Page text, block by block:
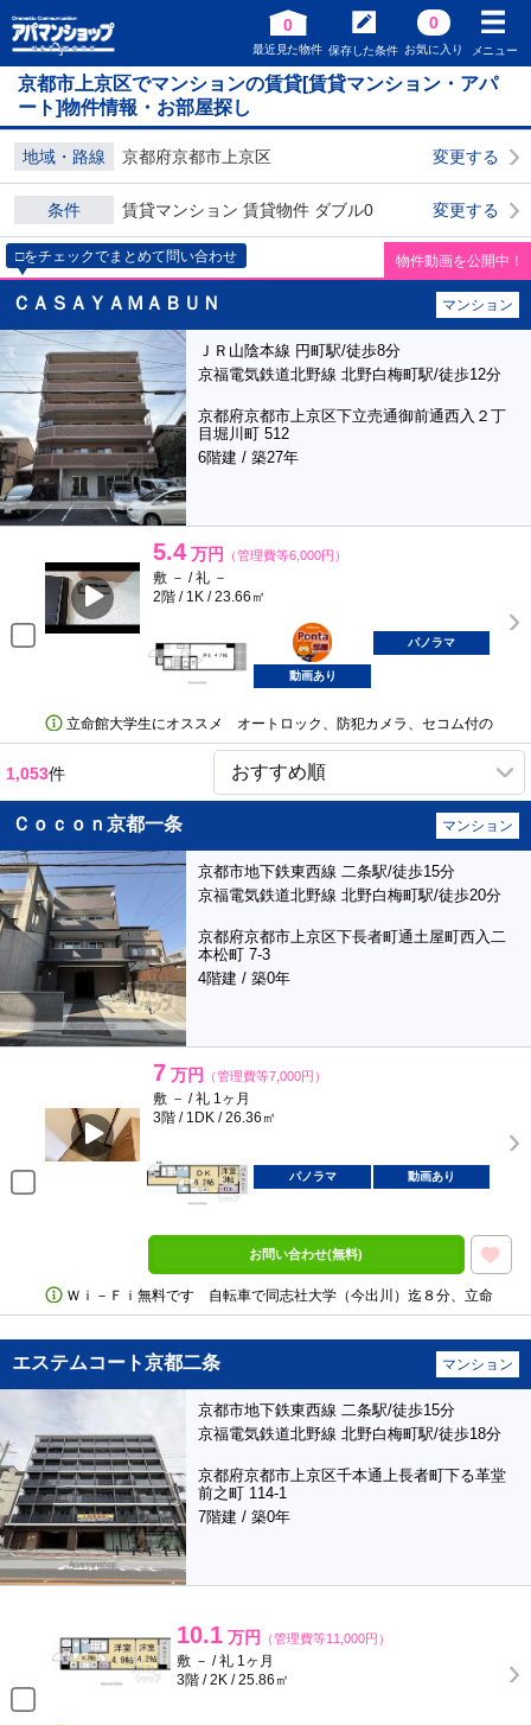
0
最近見た物件 保存した条件
0
お気に入り メニュー
京都市上京区でマンションの賃貸[賃貸マンション・アパ
ート]物件情報・お部屋探し
地域・路線 京都府京都市上京区 変更する
条件 賃貸マンション 賃貸物件 ダブル0 変更する
□をチェックでまとめて問い合わせ 物件動画を公開中！
ＣＡＳＡＹＡＭＡＢＵＮ マンション
ＪＲ山陰本線 円町駅/徒歩8分
京福電気鉄道北野線 北野白梅町駅/徒歩12分
京都府京都市上京区下立売通御前通西入２丁
目堀川町 512
6階建 / 築27年
5.4 万円 （管理費等6,000円）
敷 － / 礼 －
2階 / 1K / 23.66㎡
ポンタ
部屋
パノラマ
動画あり
立命館大学生にオススメ オートロック、防犯カメラ、セコム付の
1,053件
Ｃｏｃｏｎ京都一条 マンション
京都市地下鉄東西線 二条駅/徒歩15分
京福電気鉄道北野線 北野白梅町駅/徒歩20分
京都府京都市上京区下長者町通土屋町西入二
本松町 7-3
4階建 / 築0年
7 万円 （管理費等7,000円）
敷 － / 礼 1ヶ月
3階 / 1DK / 26.36㎡
パノラマ 動画あり
お問い合わせ(無料)
Ｗｉ－Ｆｉ無料です 自転車で同志社大学（今出川）迄８分、立命
エステムコート京都二条 マンション
京都市地下鉄東西線 二条駅/徒歩15分
京福電気鉄道北野線 北野白梅町駅/徒歩18分
京都府京都市上京区千本通上長者町下る革堂
前之町 114-1
7階建 / 築0年
10.1 万円 （管理費等11,000円）
敷 － / 礼 1ヶ月
3階 / 2K / 25.86㎡